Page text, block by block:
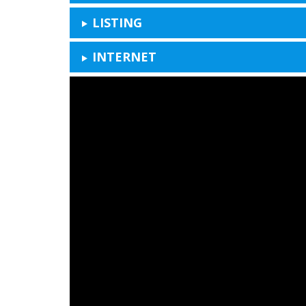
LISTING
INTERNET